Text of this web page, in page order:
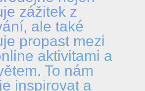
zážitek z
ale také
propast mezi
aktivitami a
To nám
inspirovat a